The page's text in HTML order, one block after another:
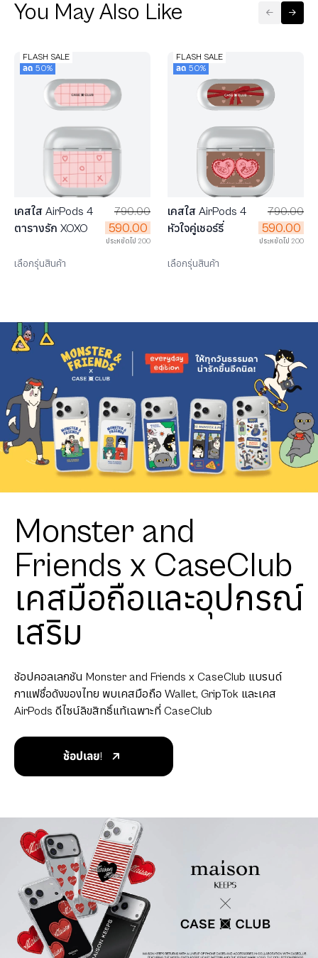
You May Also Like
FLASH SALE
ลด 50%
เคสใส AirPods 4
ตารางรัก XOXO
790.00
590.00
ประหยัดไป 200
เลือกรุ่นสินค้า
FLASH SALE
ลด 50%
เคสใส AirPods 4
หัวใจคู่เชอร์รี่
790.00
590.00
ประหยัดไป 200
เลือกรุ่นสินค้า
Monster and
Friends x CaseClub
เคสมือถือและอุปกรณ์
เสริม
ช้อปคอลเลกชัน Monster and Friends x CaseClub แบรนด์
กาแฟชื่อดังของไทย พบเคสมือถือ Wallet, GripTok และเคส
AirPods ดีไซน์ลิขสิทธิ์แท้เฉพาะที่ CaseClub
ช้อปเลย!